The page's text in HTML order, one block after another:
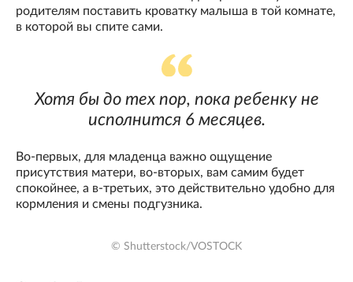
родителям поставить кроватку малыша в той комнате,
в которой вы спите сами.
Хотя бы до тех пор, пока ребенку не
исполнится 6 месяцев.
Во-первых, для младенца важно ощущение
присутствия матери, во-вторых, вам самим будет
спокойнее, а в-третьих, это действительно удобно для
кормления и смены подгузника.
© Shutterstock/VOSTOCK